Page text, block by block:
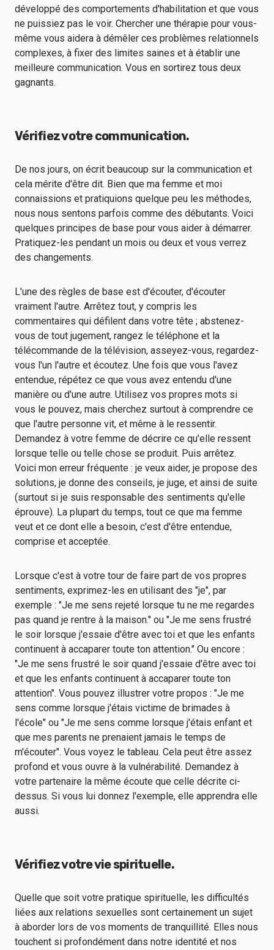
développé des comportements d'habilitation et que vous
ne puissiez pas le voir. Chercher une thérapie pour vous-
même vous aidera à démêler ces problèmes relationnels
complexes, à fixer des limites saines et à établir une
meilleure communication. Vous en sortirez tous deux
gagnants.
Vérifiez votre communication.
De nos jours, on écrit beaucoup sur la communication et
cela mérite d'être dit. Bien que ma femme et moi
connaissions et pratiquions quelque peu les méthodes,
nous nous sentons parfois comme des débutants. Voici
quelques principes de base pour vous aider à démarrer.
Pratiquez-les pendant un mois ou deux et vous verrez
des changements.
L'une des règles de base est d'écouter, d'écouter
vraiment l'autre. Arrêtez tout, y compris les
commentaires qui défilent dans votre tête ; abstenez-
vous de tout jugement, rangez le téléphone et la
télécommande de la télévision, asseyez-vous, regardez-
vous l'un l'autre et écoutez. Une fois que vous l'avez
entendue, répétez ce que vous avez entendu d'une
manière ou d'une autre. Utilisez vos propres mots si
vous le pouvez, mais cherchez surtout à comprendre ce
que l'autre personne vit, et même à le ressentir.
Demandez à votre femme de décrire ce qu'elle ressent
lorsque telle ou telle chose se produit. Puis arrêtez.
Voici mon erreur fréquente : je veux aider, je propose des
solutions, je donne des conseils, je juge, et ainsi de suite
(surtout si je suis responsable des sentiments qu'elle
éprouve). La plupart du temps, tout ce que ma femme
veut et ce dont elle a besoin, c'est d'être entendue,
comprise et acceptée.
Lorsque c'est à votre tour de faire part de vos propres
sentiments, exprimez-les en utilisant des "je", par
exemple : "Je me sens rejeté lorsque tu ne me regardes
pas quand je rentre à la maison." ou "Je me sens frustré
le soir lorsque j'essaie d'être avec toi et que les enfants
continuent à accaparer toute ton attention." Ou encore :
"Je me sens frustré le soir quand j'essaie d'être avec toi
et que les enfants continuent à accaparer toute ton
attention". Vous pouvez illustrer votre propos : "Je me
sens comme lorsque j'étais victime de brimades à
l'école" ou "Je me sens comme lorsque j'étais enfant et
que mes parents ne prenaient jamais le temps de
m'écouter". Vous voyez le tableau. Cela peut être assez
profond et vous ouvre à la vulnérabilité. Demandez à
votre partenaire la même écoute que celle décrite ci-
dessus. Si vous lui donnez l'exemple, elle apprendra elle
aussi.
Vérifiez votre vie spirituelle.
Quelle que soit votre pratique spirituelle, les difficultés
liées aux relations sexuelles sont certainement un sujet
à aborder lors de vos moments de tranquillité. Elles nous
touchent si profondément dans notre identité et nos